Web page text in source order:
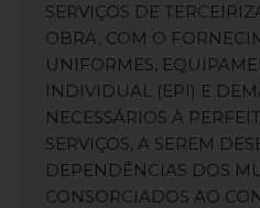
SERVIÇOS DE
OBRA, COM O
UNIFORMES,
INDIVIDUAL (EPI) E
NECESSÁRIOS À
SERVIÇOS, A SEREM
DEPENDÊNCIAS DOS
CONSORCIADOS AO